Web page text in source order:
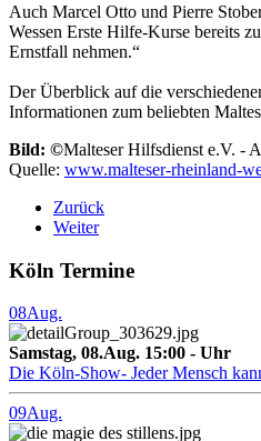
Auch Marcel Otto und Pierre
Wessen Erste Hilfe-Kurse bereits
Ernstfall nehmen.“
Der Überblick auf die
Informationen zum beliebten
Bild: ©Malteser Hilfsdienst e.V. -
Quelle: www.malteser-rheinland-
Zurück
Weiter
Köln Termine
08Aug.
Samstag, 08.Aug. 15:00 - Uhr
Die Köln-Show- Jeder Mensch
09Aug.